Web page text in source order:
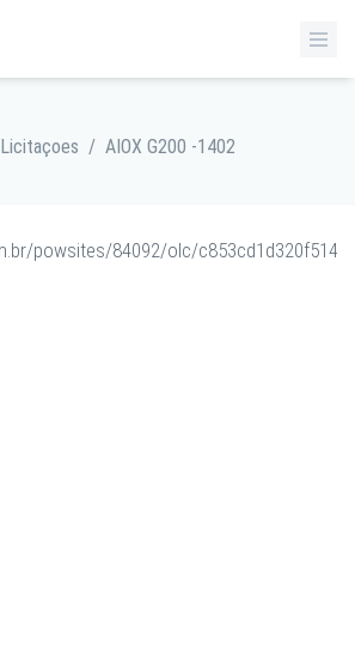
Licitaçoes / AIOX G200 -1402